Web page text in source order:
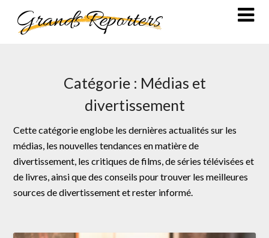
content
Catégorie : Médias et
divertissement
Cette catégorie englobe les dernières actualités sur les
médias, les nouvelles tendances en matière de
divertissement, les critiques de films, de séries télévisées et
de livres, ainsi que des conseils pour trouver les meilleures
sources de divertissement et rester informé.